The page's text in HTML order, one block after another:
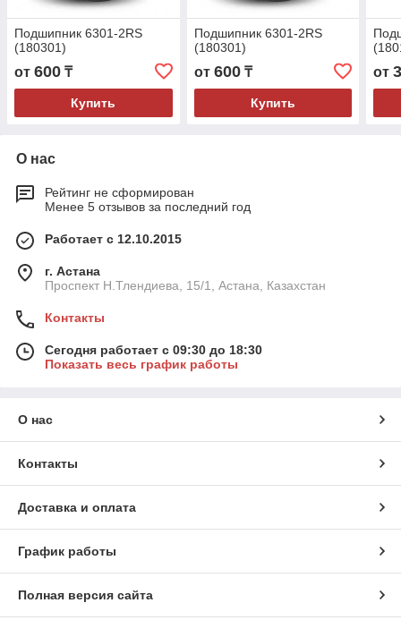
Подшипник 6301-2RS
(180301)
от 600 ₸
Купить
Подшипник 6301-2RS
(180301)
от 600₸
Купить
от
О нас
Рейтинг не сформирован
Менее 5 отзывов за последний год
Работает с 12.10.2015
г. Астана
Проспект Н.Тлендиева, 15/1, Астана, Казахстан
Контакты
Сегодня работает с 09:30 до 18:30
Показать весь график работы
О нас
Контакты
Доставка и оплата
График работы
Полная версия сайта